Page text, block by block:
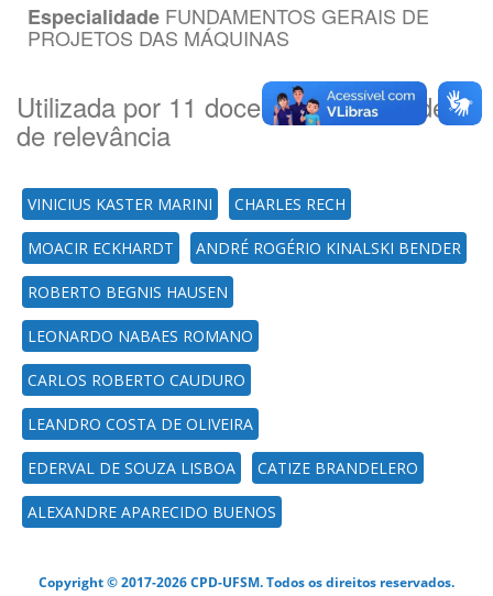
Especialidade FUNDAMENTOS GERAIS DE
PROJETOS DAS MÁQUINAS
Utilizada por 11 docente(es) por ordem
de relevância
VINICIUS KASTER MARINI CHARLES RECH
MOACIR ECKHARDT ANDRÉ ROGÉRIO KINALSKI BENDER
ROBERTO BEGNIS HAUSEN
LEONARDO NABAES ROMANO
CARLOS ROBERTO CAUDURO
LEANDRO COSTA DE OLIVEIRA
EDERVAL DE SOUZA LISBOA CATIZE BRANDELERO
ALEXANDRE APARECIDO BUENOS
Copyright © 2017-2026 CPD-UFSM. Todos os direitos reservados.